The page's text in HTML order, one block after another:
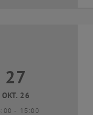
Oktober 2026
27
OKT. 26
- bis
15:00